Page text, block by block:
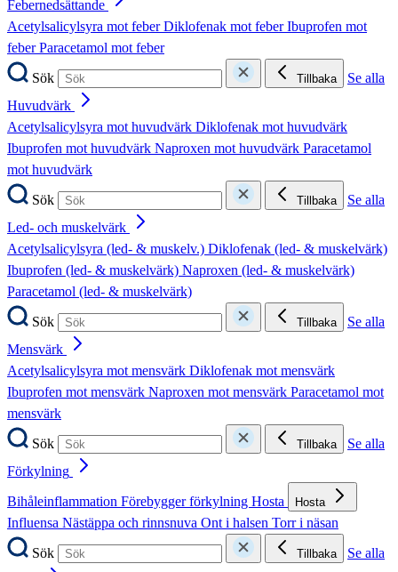
Febernedsättande
Acetylsalicylsyra mot feberDiklofenak mot feberIbuprofen mot
feberParacetamol mot feber
Sök
Tillbaka
Se alla
Huvudvärk
Acetylsalicylsyra mot huvudvärk Diklofenak mot huvudvärk
Ibuprofen mot huvudvärk Naproxen mot huvudvärk Paracetamol
mot huvudvärk
Sök
Tillbaka
Se alla
Led- och muskelvärk
Acetylsalicylsyra (led- & muskelv.) Diklofenak (led- & muskelvärk)
Ibuprofen (led- & muskelvärk) Naproxen (led- & muskelvärk)
Paracetamol (led- & muskelvärk)
Sök
Tillbaka
Se alla
Mensvärk
Acetylsalicylsyra mot mensvärk Diklofenak mot mensvärk
Ibuprofen mot mensvärk Naproxen mot mensvärk Paracetamol mot
mensvärk
Sök
Tillbaka
Se alla
Förkylning
Bihåleinflammation Förebygger förkylning Hosta Hosta
Influensa Nästäppa och rinnsnuva Ont i halsen Torr i näsan
Sök
Tillbaka
Se alla